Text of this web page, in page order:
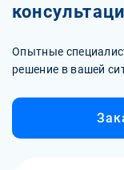
Опытные
решение в вашей